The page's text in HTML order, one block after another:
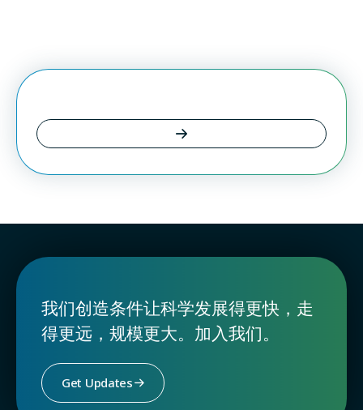
我们创造条件让科学发展得更快，走
得更远，规模更大。加入我们。
Get Updates